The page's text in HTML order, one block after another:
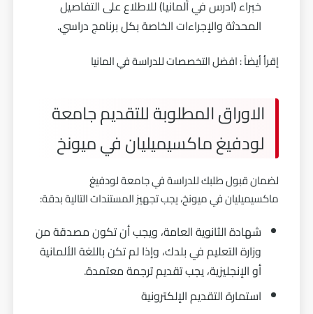
خبراء (ادرس في ألمانيا) للاطلاع على التفاصيل
المحدثة والإجراءات الخاصة بكل برنامج دراسي.
إقرأ أيضاً :افضل التخصصات للدراسة في المانيا
الاوراق المطلوبة للتقديم جامعة
لودفيغ ماكسيميليان في ميونخ
لضمان قبول طلبك للدراسة في جامعة لودفيغ
ماكسيميليان في ميونخ، يجب تجهيز المستندات التالية بدقة:
شهادة الثانوية العامة، ويجب أن تكون مصدقة من
وزارة التعليم في بلدك، وإذا لم تكن باللغة الألمانية
أو الإنجليزية، يجب تقديم ترجمة معتمدة.
استمارة التقديم الإلكترونية